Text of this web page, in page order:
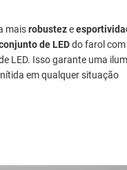
maisrobusteze
de LEDdo farol com
LED. Isso garante uma
em qualquer situação